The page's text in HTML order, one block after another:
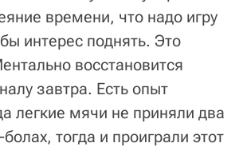
времени, что надо игру
интерес поднять. Это
восстановится
завтра. Есть опыт
легкие мячи не приняли два
тогда и проиграли этот